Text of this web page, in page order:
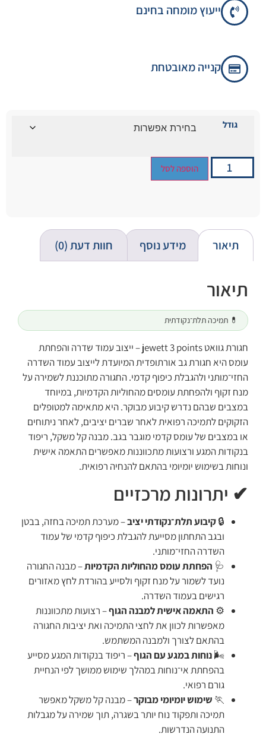
ייעוץ מומחה בחינם
קנייה מאובטחת
גודל
הוספה לסל
תיאור מידע נוסף חוות דעת (0)
תיאור
💊 תמיכה תלת־נקודתית
חגורת גוואט jewett 3 points – ייצוב עמוד שדרה והפחתת
עומס היא חגורת גב אורתופדית המיועדת לייצוב עמוד השדרה
החזי־מותני ולהגבלת כיפוף קדמי. החגורה מתוכננת לשמירה על
מנח זקוף ולהפחתת עומסים מהחוליות הקדמיות, במיוחד
במצבים שבהם נדרש קיבוע מבוקר. היא מתאימה למטופלים
הזקוקים לתמיכה רפואית לאחר שברים יציבים, לאחר ניתוחים
או במצבים של עומס קדמי מוגבר בגב. מבנה קל משקל, ריפוד
בנקודות המגע ורצועות מתכווננות מאפשרים התאמה אישית
ונוחות בשימוש יומיומי בהתאם להנחיה רפואית.
✔ יתרונות מרכזיים
🔒קיבוע תלת־נקודתי יציב– מערכת תמיכה בחזה, בבטן
ובגב התחתון מסייעת להגבלת כיפוף קדמי של עמוד
השדרה החזי־מותני.
🩺 הפחתת עומס מהחוליות הקדמיות– מבנה החגורה
נועד לשמור על מנח זקוף ולסייע בהורדת לחץ מאזורים
רגישים בעמוד השדרה.
⚙️ התאמה אישית למבנה הגוף– רצועות מתכווננות
מאפשרות לכוון את לחצי התמיכה ואת יציבות החגורה
בהתאם לצורך ולמבנה המשתמש.
🌬️נוחות במגע עם הגוף– ריפוד בנקודות המגע מסייע
בהפחתת אי־נוחות במהלך שימוש ממושך לפי הנחיית
גורם רפואי.
🏃 שימוש יומיומי מבוקר– מבנה קל משקל מאפשר
תמיכה ותפקוד נוח יותר בשגרה, תוך שמירה על מגבלות
התנועה הנדרשות.